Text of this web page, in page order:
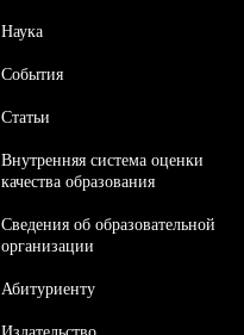
Наука
События
Статьи
Внутренняя система оценки
качества образования
Сведения об образовательной
организации
Абитуриенту